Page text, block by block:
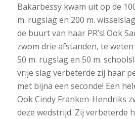
Bakarbessy kwam uit op de
m. rugslag en 200 m.
de buurt van haar PR’s! Ook
zwom drie afstanden, te weten
50 m. rugslag en 50 m.
vrije slag verbeterde zij haar
met bijna een seconde! Een
Ook Cindy Franken-Hendriks
deze wedstrijd. Zij verbeterde